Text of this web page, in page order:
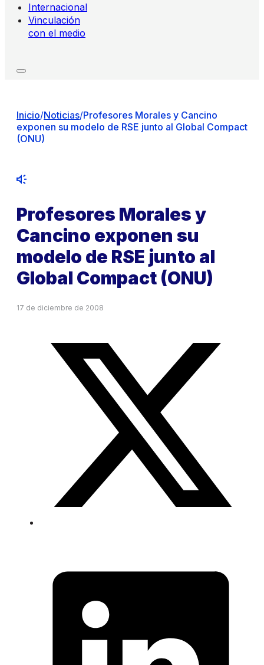
Internacional
Vinculación
con el medio
Inicio/Noticias/Profesores Morales y Cancino
exponen su modelo de RSE junto al Global Compact
(ONU)
Profesores Morales y
Cancino exponen su
modelo de RSE junto al
Global Compact (ONU)
17 de diciembre de 2008